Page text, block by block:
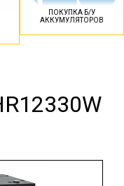
ПОКУПКА Б/У
АККУМУЛЯТОРОВ